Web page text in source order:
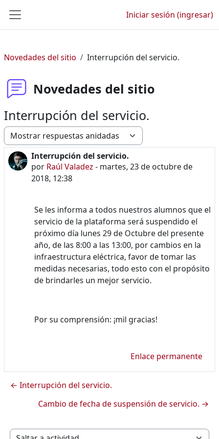
Pánel lateral
Iniciar sesión (ingresar)
Novedades del sitio Interrupción del servicio.
Novedades del sitio
Interrupción del servicio.
Modo de visualización
Interrupción del servicio.
por Raúl Valadez - martes, 23 de octubre de
2018, 12:38
Número de respuestas: 0
Se les informa a todos nuestros alumnos que el
servicio de la plataforma será suspendido el
próximo día lunes 29 de Octubre del presente
año, de las 8:00 a las 13:00, por cambios en la
infraestructura eléctrica, favor de tomar las
medidas necesarias, todo esto con el propósito
de brindarles un mejor servicio.
Por su comprensión: ¡mil gracias!
Enlace permanente
← Interrupción del servicio.
Cambio de fecha de suspensión de servicio. →